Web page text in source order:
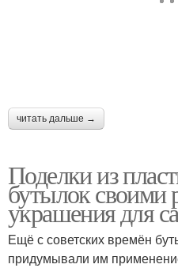
читать дальше →
Поделки из
бутылок своими
украшения для
Ещё с советских времён
придумывали им